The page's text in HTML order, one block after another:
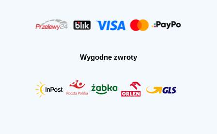
Wygodne zwroty